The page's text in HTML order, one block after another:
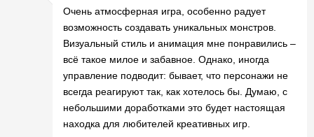
Очень атмосферная игра, особенно радует
возможность создавать уникальных монстров.
Визуальный стиль и анимация мне понравились –
всё такое милое и забавное. Однако, иногда
управление подводит: бывает, что персонажи не
всегда реагируют так, как хотелось бы. Думаю, с
небольшими доработками это будет настоящая
находка для любителей креативных игр.